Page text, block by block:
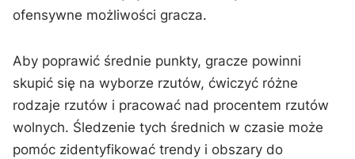
ofensywne możliwości gracza.
Aby poprawić średnie punkty, gracze powinni
skupić się na wyborze rzutów, ćwiczyć różne
rodzaje rzutów i pracować nad procentem rzutów
wolnych. Śledzenie tych średnich w czasie może
pomóc zidentyfikować trendy i obszary do